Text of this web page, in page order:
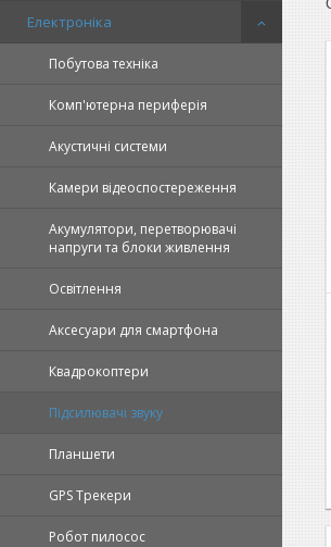
Електроніка
Побутова техніка
Комп'ютерна периферія
Акустичні системи
Камери відеоспостереження
Акумулятори, перетворювачі
напруги та блоки живлення
Освітлення
Аксесуари для смартфона
Квадрокоптери
Підсилювачі звуку
Планшети
GPS Трекери
Робот пилосос